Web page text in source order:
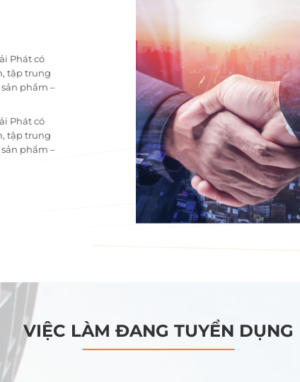
Phát có
tập trung
phẩm –
Phát có
tập trung
phẩm –
VIỆC LÀM ĐANG TUYỂN DỤNG